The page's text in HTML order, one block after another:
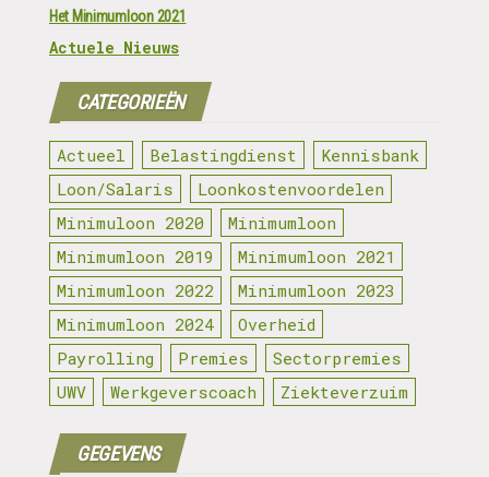
Het Minimumloon 2021
Actuele Nieuws
CATEGORIEËN
Actueel Belastingdienst
Kennisbank
Loon/Salaris
Loonkostenvoordelen
Minimuloon 2020
Minimumloon
Minimumloon 2019
Minimumloon 2021
Minimumloon 2022
Minimumloon 2023
Minimumloon 2024
Overheid
Payrolling
Premies
Sectorpremies
UWV
Werkgeverscoach Ziekteverzuim
GEGEVENS